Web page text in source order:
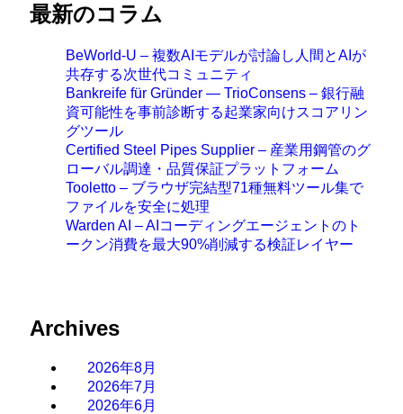
最新のコラム
BeWorld-U – 複数AIモデルが討論し人間とAIが
共存する次世代コミュニティ
Bankreife für Gründer — TrioConsens – 銀行融
資可能性を事前診断する起業家向けスコアリン
グツール
Certified Steel Pipes Supplier – 産業用鋼管のグ
ローバル調達・品質保証プラットフォーム
Tooletto – ブラウザ完結型71種無料ツール集で
ファイルを安全に処理
Warden AI – AIコーディングエージェントのト
ークン消費を最大90%削減する検証レイヤー
Archives
2026年8月
2026年7月
2026年6月